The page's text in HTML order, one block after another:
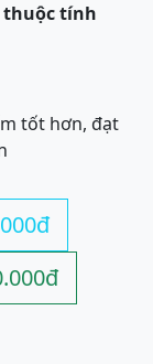
thuộc tính
tốt hơn, đạt